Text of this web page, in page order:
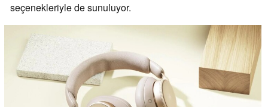
seçenekleriyle de sunuluyor.